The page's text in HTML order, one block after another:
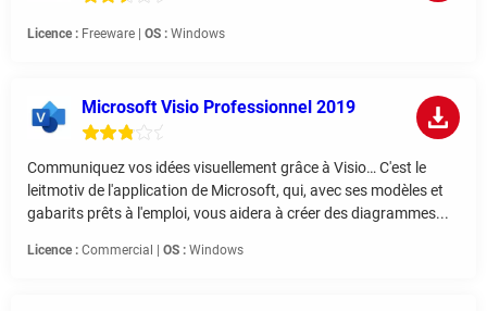
Licence : Freeware | OS : Windows
Microsoft Visio Professionnel 2019
Communiquez vos idées visuellement grâce à Visio… C'est le
leitmotiv de l'application de Microsoft, qui, avec ses modèles et
gabarits prêts à l'emploi, vous aidera à créer des diagrammes...
Licence : Commercial | OS : Windows